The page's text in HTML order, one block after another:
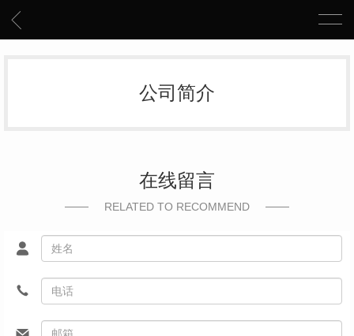
公司简介
在线留言
RELATED TO RECOMMEND